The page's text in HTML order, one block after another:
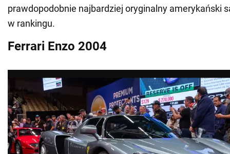
prawdopodobnie najbardziej oryginalny amerykański
w rankingu.
Ferrari Enzo 2004